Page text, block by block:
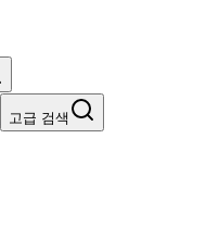
고급 검색